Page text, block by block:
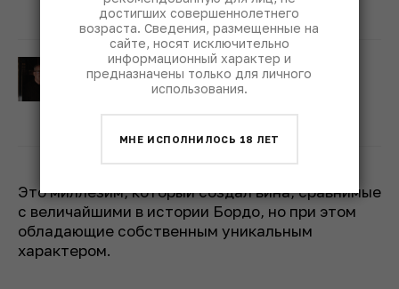
Джеймс Саклинг
Это миллезим, который создал вина, сравнимые
с величайшими в истории Бордо, но при этом
обладающие собственным уникальным
характером.
достигших совершеннолетнего
возраста. Сведения, размещенные на
сайте, носят исключительно
информационный характер и
предназначены только для личного
использования.
МНЕ ИСПОЛНИЛОСЬ 18 ЛЕТ